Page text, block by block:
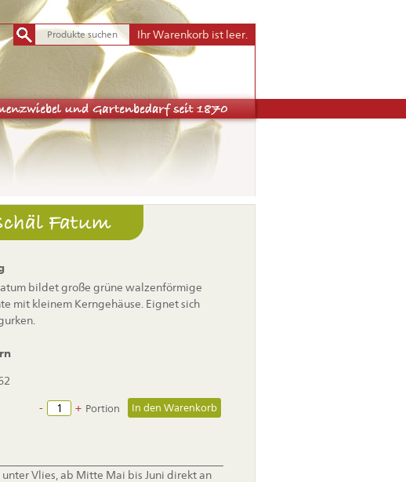
Ihr Warenkorb ist leer.
Fatum
bildet große grüne walzenförmige
mit kleinem Kerngehäuse. Eignet sich
- + Portion
Vlies, ab Mitte Mai bis Juni direkt an